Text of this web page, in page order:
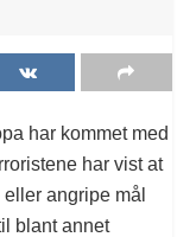
har kommet med
har vist at
angripe mål
blant annet